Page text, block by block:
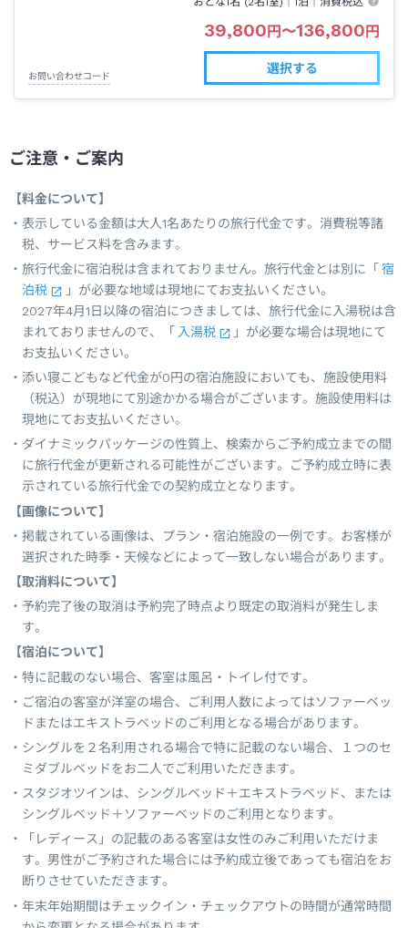
39,800 円 〜136,800 円
お問い合わせコード
選択する
ご注意・ご案内
【料金について】
表示している金額は大人1名あたりの旅行代金です。消費税等諸
税、サービス料を含みます。
旅行代金に宿泊税は含まれておりません。旅行代金とは別に「 宿
泊税
」が必要な地域は現地にてお支払いください。
2027年4月1日以降の宿泊につきましては、旅行代金に入湯税は含
まれておりませんので、「 入湯税
」が必要な場合は現地にて
お支払いください。
添い寝こどもなど代金が0円の宿泊施設においても、施設使用料
（税込）が現地にて別途かかる場合がございます。施設使用料は
現地にてお支払いください。
ダイナミックパッケージの性質上、検索からご予約成立までの間
に旅行代金が更新される可能性がございます。ご予約成立時に表
示されている旅行代金での契約成立となります。
【画像について】
掲載されている画像は、プラン・宿泊施設の一例です。お客様が
選択された時季・天候などによって一致しない場合があります。
【取消料について】
予約完了後の取消は予約完了時点より既定の取消料が発生しま
す。
【宿泊について】
特に記載のない場合、客室は風呂・トイレ付です。
ご宿泊の客室が洋室の場合、ご利用人数によってはソファーベッ
ドまたはエキストラベッドのご利用となる場合があります。
シングルを２名利用される場合で特に記載のない場合、１つのセ
ミダブルベッドをお二人でご利用いただきます。
スタジオツインは、シングルベッド＋エキストラベッド、または
シングルベッド＋ソファーベッドのご利用となります。
「レディース」の記載のある客室は女性のみご利用いただけま
す。男性がご予約された場合には予約成立後であっても宿泊をお
断りさせていただきます。
年末年始期間はチェックイン・チェックアウトの時間が通常時間